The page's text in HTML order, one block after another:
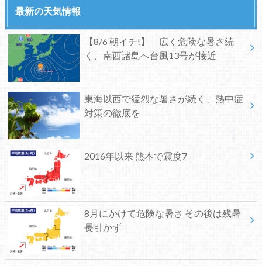
最新の天気情報
【8/6 朝イチ!】 広く危険な暑さ続
く、南西諸島へ台風13号が接近
東海以西で猛烈な暑さが続く、熱中症
対策の徹底を
2016年以来 熊本で震度7
8月にかけて危険な暑さ その後は残暑
長引かず